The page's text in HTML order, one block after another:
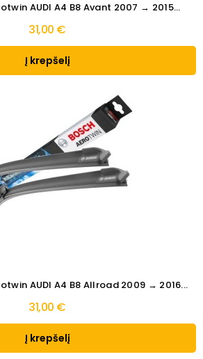
AUDI A4 B8 Avant 2007 → 2015...
31,00 €
Į krepšelį
AUDI A4 B8 Allroad 2009 → 2016...
31,00 €
Į krepšelį